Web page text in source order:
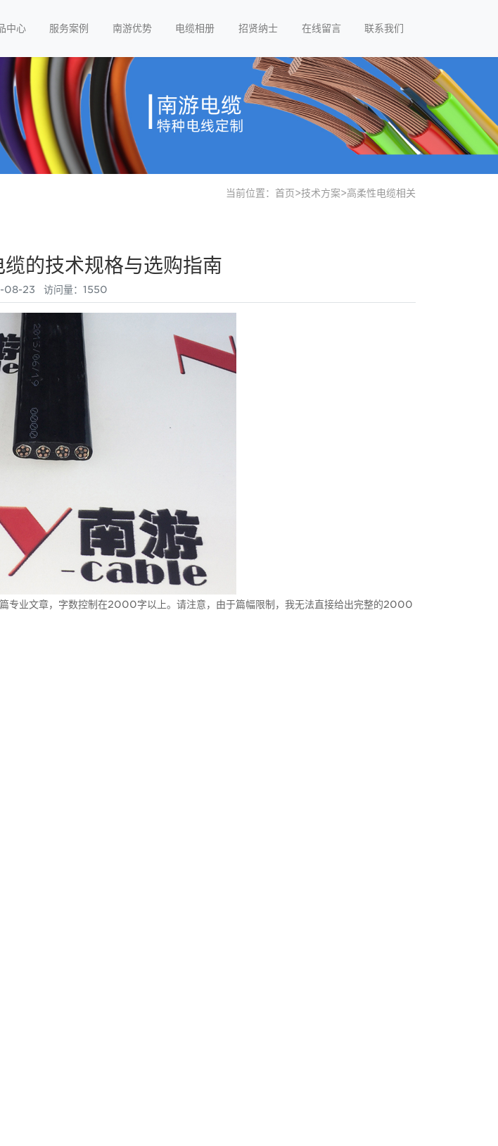
中心 服务案例 南游优势 电缆相册 招贤纳士 在线留言 联系我们
当前位置： 首页>技术方案>高柔性电缆相关
的技术规格与选购指南
08-23 访问量：1550
专业文章，字数控制在2000字以上。请注意，由于篇幅限制，我无法直接给出完整的2000